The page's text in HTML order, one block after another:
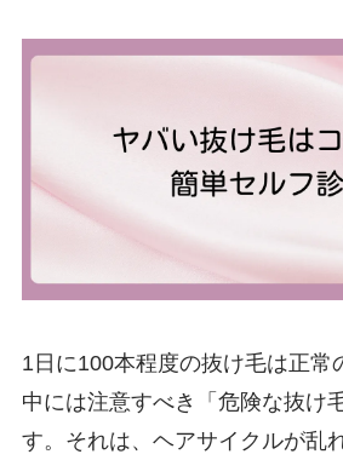
1日に100本程度の抜け毛は正常
中には注意すべき「危険な抜け
す。それは、ヘアサイクルが乱